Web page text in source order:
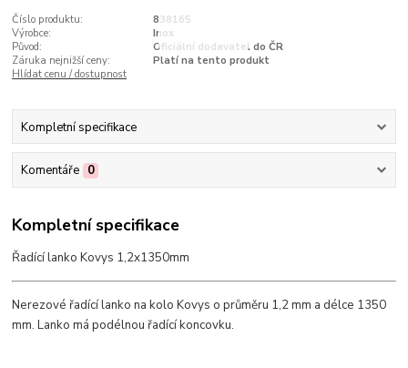
Číslo produktu:
838165
Výrobce:
Inox
Původ:
Oficiální dodavatel do ČR
Záruka nejnižší ceny:
Platí na tento produkt
Hlídat cenu / dostupnost
Kompletní specifikace
Komentáře 0
Kompletní specifikace
Řadící lanko Kovys 1,2x1350mm
Nerezové řadící lanko na kolo Kovys o průměru 1,2 mm a délce 1350
mm. Lanko má podélnou řadící koncovku.